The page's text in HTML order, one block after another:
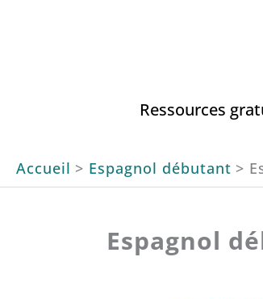
Ressources
Accueil Espagnol débutant
Espagnol